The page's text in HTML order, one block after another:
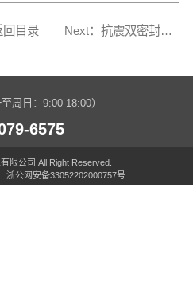
回目录 Next：抗震双密封中小三通（特制）
周日：9:00-18:00）
6575
限公司 All Right Reserved.
浙公网安备33052202000757号